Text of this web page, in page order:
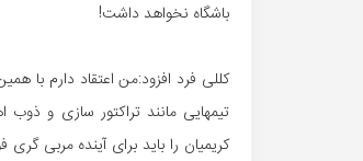
باشگاه نخواهد داشت!
کللی فرد افزود:من اعتقاد دارم با
تیمهایی مانند تراکتور سازی و
کریمیان را باید برای آینده مربی گری